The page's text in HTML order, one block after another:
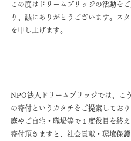
この度はドリームブリッジの活動を
り、誠にありがとうございます。ス
を申し上げます。
＝＝＝＝＝＝＝＝＝＝＝＝＝＝＝＝
＝＝＝＝＝＝＝＝＝＝＝＝＝＝＝＝＝
NPO法人ドリームブリッジでは、こ
の寄付というカタチをご提案してお
庭やご自宅・職場等で１度役目を終
寄付頂きますと、社会貢献・環境保護